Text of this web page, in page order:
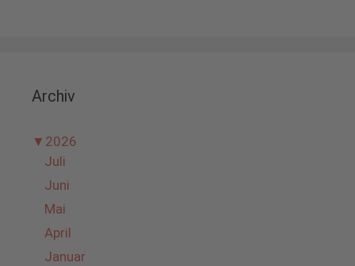
Archiv
▼ 2026
Juli
Juni
Mai
April
Januar